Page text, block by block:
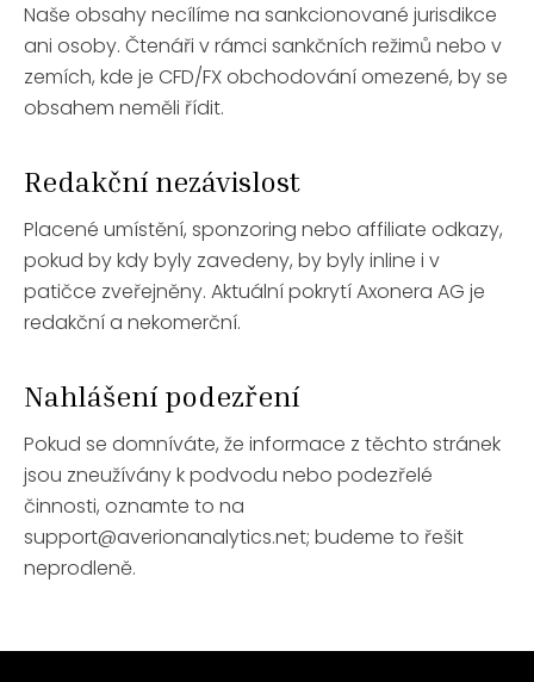
Naše obsahy necílíme na sankcionované jurisdikce
ani osoby. Čtenáři v rámci sankčních režimů nebo v
zemích, kde je CFD/FX obchodování omezené, by se
obsahem neměli řídit.
Redakční nezávislost
Placené umístění, sponzoring nebo affiliate odkazy,
pokud by kdy byly zavedeny, by byly inline i v
patičce zveřejněny. Aktuální pokrytí Axonera AG je
redakční a nekomerční.
Nahlášení podezření
Pokud se domníváte, že informace z těchto stránek
jsou zneužívány k podvodu nebo podezřelé
činnosti, oznamte to na
support@averionanalytics.net; budeme to řešit
neprodleně.